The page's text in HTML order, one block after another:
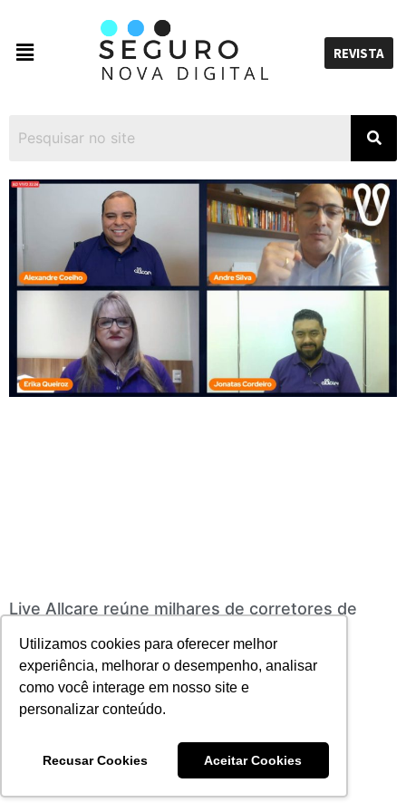
Utilizamos cookies para oferecer melhor
experiência, melhorar o desempenho, analisar
como você interage em nosso site e
personalizar conteúdo.
Recusar Cookies Aceitar Cookies
REVISTA
Live Allcare reúne milhares de corretores de
28/04/2022 Nenhum comentário
Leia mais